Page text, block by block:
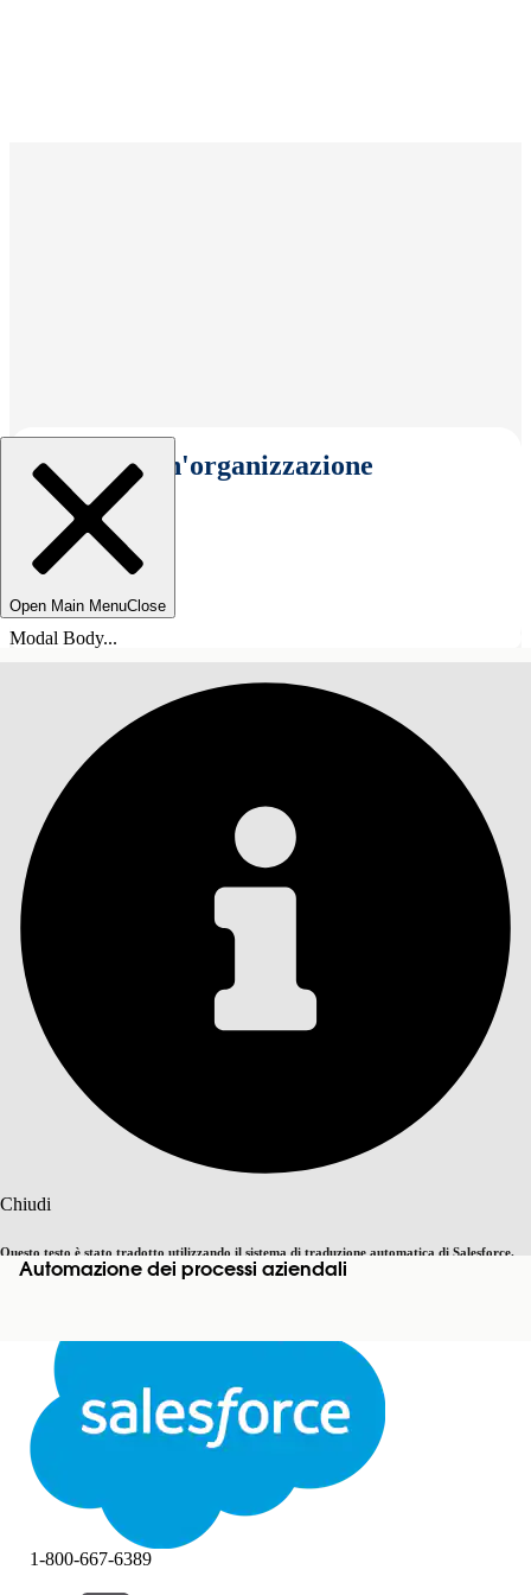
Seleziona un'organizzazione
Open Main MenuClose
Modal Body...
Chiudi
Questo testo è stato tradotto utilizzando il sistema di traduzione automatica di Salesforce.
Ulteriori dettagli sono disponibiliqui. Passa all'inglese
Chiudi Chiudi
Automazione dei processi aziendali
SOMMARIO
1-800-667-6389